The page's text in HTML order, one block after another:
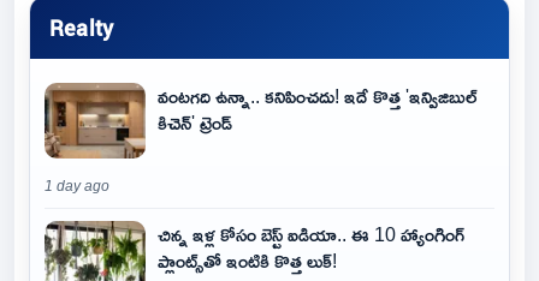
Realty
వంటగది ఉన్నా.. కనిపించదు! ఇదే కొత్త 'ఇన్విజిబుల్
కిచెన్' ట్రెండ్
1 day ago
చిన్న ఇళ్ల కోసం బెస్ట్ ఐడియా.. ఈ 10 హ్యాంగింగ్
ప్లాంట్స్‌తో ఇంటికి కొత్త లుక్!